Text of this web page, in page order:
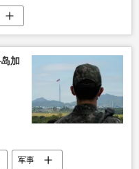
加
军事